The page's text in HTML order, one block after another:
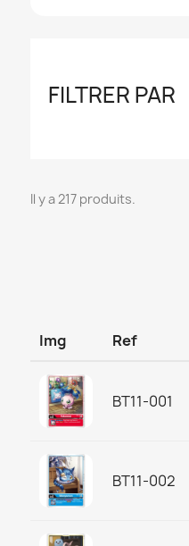
FILTRER PAR
Il y a 217 produits.
Img Ref
BT11-001
BT11-002